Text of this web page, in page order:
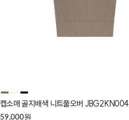
캡소매 골지배색 니트풀오버 JBG2KN004
59,000원